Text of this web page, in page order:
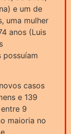
e um de
uma mulher
anos (Luis
possuíam
casos
e 139
9
maioria no